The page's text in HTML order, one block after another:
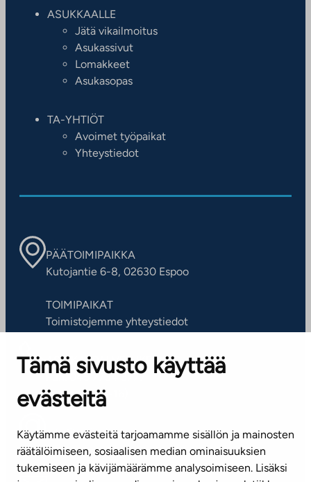
Tämä sivusto käyttää
evästeitä
Käytämme evästeitä tarjoamamme sisällön ja mainosten
räätälöimiseen, sosiaalisen median ominaisuuksien
tukemiseen ja kävijämäärämme analysoimiseen. Lisäksi
ASUKKAALLE
Jätä vikailmoitus
Asukassivut
Lomakkeet
Asukasopas
TA-YHTIÖT
Avoimet työpaikat
Yhteystiedot
PÄÄTOIMIPAIKKA
Kutojantie 6-8, 02630 Espoo
TOIMIPAIKAT
Toimistojemme yhteystiedot
ASIAKASPALVELUKESKUS
Puh. 045 7734 3777
(arkisin klo 8-16)
info@ta.fi